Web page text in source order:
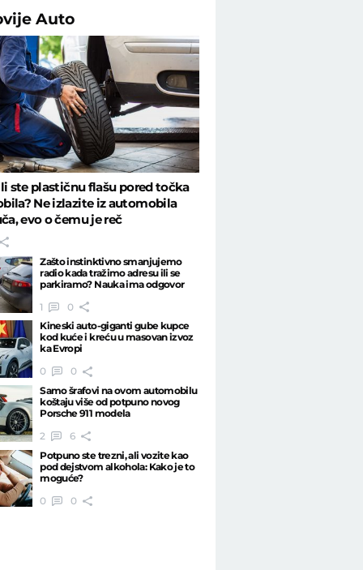
Auto
ste plastičnu flašu pored točka
Ne izlazite iz automobila
evo o čemu je reč
Zašto instinktivno smanjujemo
radio kada tražimo adresu ili se
parkiramo? Nauka ima odgovor
1
0
Kineski auto-giganti gube kupce
kod kuće i kreću u masovan izvoz
ka Evropi
0
0
Samo šrafovi na ovom automobilu
koštaju više od potpuno novog
Porsche 911 modela
2
6
Potpuno ste trezni, ali vozite kao
pod dejstvom alkohola: Kako je to
moguće?
0
0